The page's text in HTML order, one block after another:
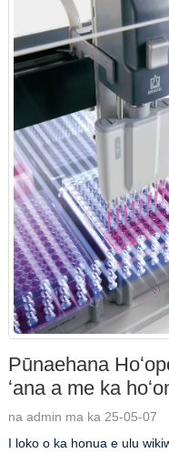
Pūnaehana
ʻana a me ka
na admin ma ka 25-05-07
I loko o ka honua e ulu